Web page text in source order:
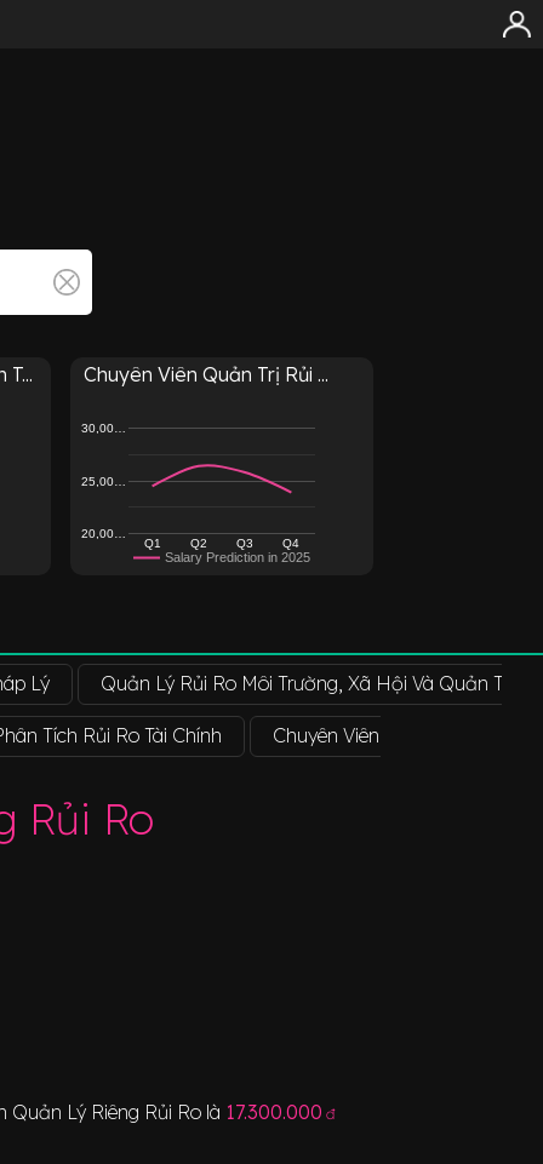
Chuyên Viên Quản Trị Rủi ...
Salary Prediction in 2025
Q1 Q2 Q3 Q4
20,00…
25,00…
30,00…
Lý Quản Lý Rủi Ro Môi Trường, Xã Hội Và Quản Tr
Tích Rủi Ro Tài Chính Chuyên Viên Phân Tích Rủi Ro
Rủi Ro
Quản Lý Riêng Rủi Ro là 17.300.000 đ